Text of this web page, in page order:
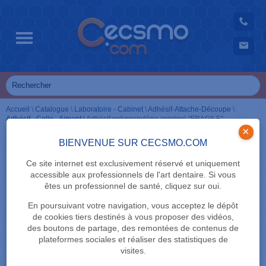
BIENVENUE SUR CECSMO.COM
Ce site internet est exclusivement réservé et uniquement
accessible aux professionnels de l'art dentaire. Si vous
êtes un professionnel de santé, cliquez sur oui.
En poursuivant votre navigation, vous acceptez le dépôt
de cookies tiers destinés à vous proposer des vidéos,
des boutons de partage, des remontées de contenus de
plateformes sociales et réaliser des statistiques de
visites.
×
Accueil \ Catalogue \ Laboratoire - Cabinet \Adhésif-Attache-Découpe \
Adhésif - Colle - Aimant\Adhésif polypropylène imprimé "FRAGILE"